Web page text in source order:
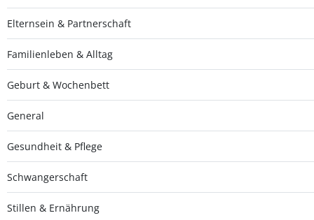
Elternsein & Partnerschaft
Familienleben & Alltag
Geburt & Wochenbett
General
Gesundheit & Pflege
Schwangerschaft
Stillen & Ernährung